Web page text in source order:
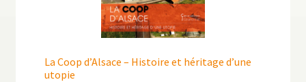
La Coop d’Alsace – Histoire et héritage d’une
utopie